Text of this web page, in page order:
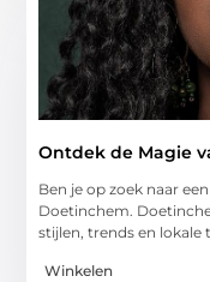
Ontdek de Magie
Ben je op zoek naar
Doetinchem.
stijlen, trends en lokale
Winkelen